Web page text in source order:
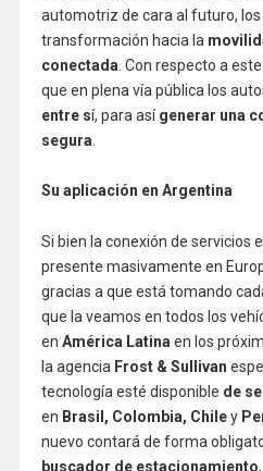
automotriz de cara al futuro,
transformación hacia la
conectada . Con respecto a
que en plena vía pública los
entre sí, para asígenerar una
segura
Su aplicación en Argentina
Si bien la conexión de servicios
presente masivamente en
gracias a que está tomando
que la veamos en todos los
en América Latinaen los
la agencia Frost & Sullivan
tecnología esté disponible de
en Brasil, Colombia, Chiley
nuevo contará de forma
buscador de estacionamiento,